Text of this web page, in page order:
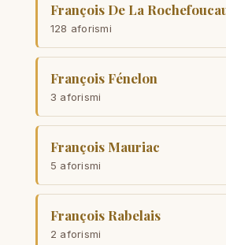
François De La
128 aforismi
François Fénelon
3 aforismi
François Mauriac
5 aforismi
François Rabelais
2 aforismi